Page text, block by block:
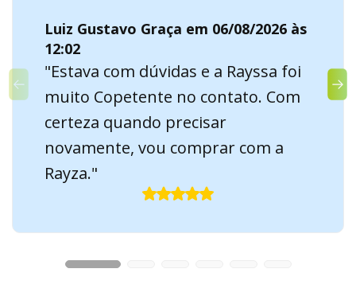
Luiz Gustavo Graça em 06/08/2026 às
12:02
"Estava com dúvidas e a Rayssa foi
muito Copetente no contato. Com
certeza quando precisar
novamente, vou comprar com a
Rayza."